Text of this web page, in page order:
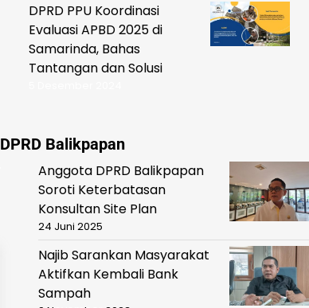
DPRD PPU Koordinasi
Evaluasi APBD 2025 di
Samarinda, Bahas
Tantangan dan Solusi
DPRD Balikpapan
Anggota DPRD Balikpapan
Soroti Keterbatasan
Konsultan Site Plan
24 Juni 2025
Najib Sarankan Masyarakat
Aktifkan Kembali Bank
Sampah